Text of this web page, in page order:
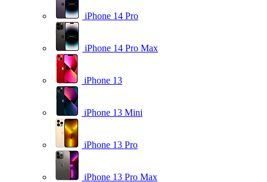
iPhone 14 Pro
iPhone 14 Pro Max
iPhone 13
iPhone 13 Mini
iPhone 13 Pro
iPhone 13 Pro Max